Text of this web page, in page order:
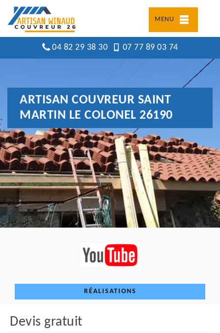
MENU
04 82 29 38 30 07 77 89 03 74
ARTISAN COUVREUR SAINT
MARTIN LE COLONEL 26190
RÉALISATIONS
Devis gratuit